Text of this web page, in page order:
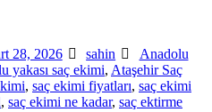
28, 2026 Author
sahin Tags
Anadolu
yakası saç ekimi, Ataşehir Saç
, saç ekimi fiyatları, saç ekimi
, saç ekimi ne kadar, saç ektirme